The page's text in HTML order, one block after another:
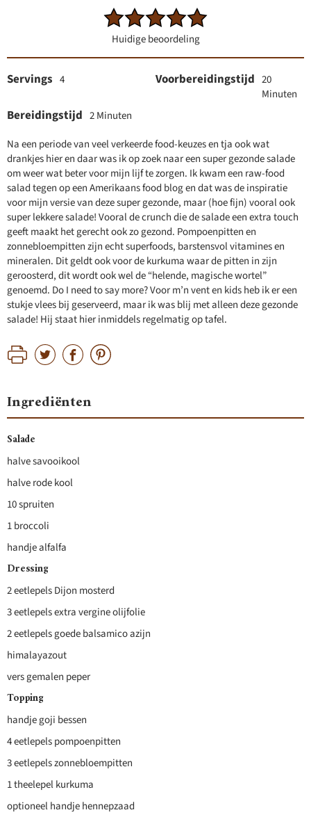
Huidige beoordeling
Servings 4 Voorbereidingstijd 20
Minuten
Bereidingstijd 2 Minuten
Na een periode van veel verkeerde food-keuzes en tja ook wat
drankjes hier en daar was ik op zoek naar een super gezonde salade
om weer wat beter voor mijn lijf te zorgen. Ik kwam een raw-food
salad tegen op een Amerikaans food blog en dat was de inspiratie
voor mijn versie van deze super gezonde, maar (hoe fijn) vooral ook
super lekkere salade! Vooral de crunch die de salade een extra touch
geeft maakt het gerecht ook zo gezond. Pompoenpitten en
zonnebloempitten zijn echt superfoods, barstensvol vitamines en
mineralen. Dit geldt ook voor de kurkuma waar de pitten in zijn
geroosterd, dit wordt ook wel de “helende, magische wortel”
genoemd. Do I need to say more? Voor m’n vent en kids heb ik er een
stukje vlees bij geserveerd, maar ik was blij met alleen deze gezonde
salade! Hij staat hier inmiddels regelmatig op tafel.
Ingrediënten
Salade
halve savooikool
halve rode kool
10 spruiten
1 broccoli
handje alfalfa
Dressing
2 eetlepels Dijon mosterd
3 eetlepels extra vergine olijfolie
2 eetlepels goede balsamico azijn
himalayazout
vers gemalen peper
Topping
handje goji bessen
4 eetlepels pompoenpitten
3 eetlepels zonnebloempitten
1 theelepel kurkuma
optioneel handje hennepzaad